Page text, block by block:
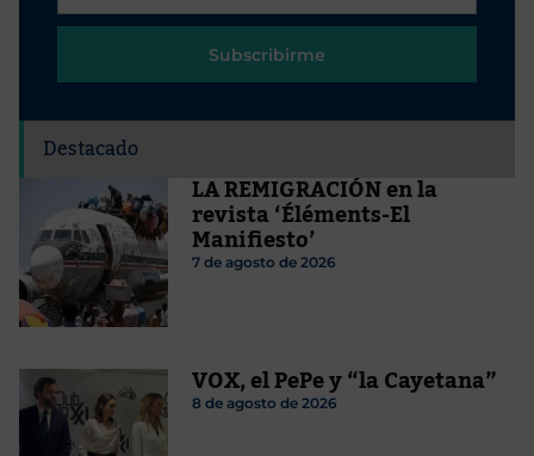
Subscribirme
Destacado
LA REMIGRACIÓN en la
revista ‘Éléments-El
Manifiesto’
7 de agosto de 2026
VOX, el PePe y “la Cayetana”
8 de agosto de 2026